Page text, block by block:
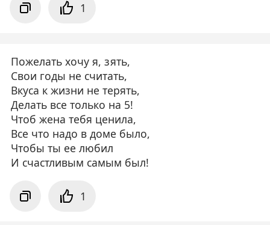
1
Пожелать хочу я, зять,
Свои годы не считать,
Вкуса к жизни не терять,
Делать все только на 5!
Чтоб жена тебя ценила,
Все что надо в доме было,
Чтобы ты ее любил
И счастливым самым был!
1